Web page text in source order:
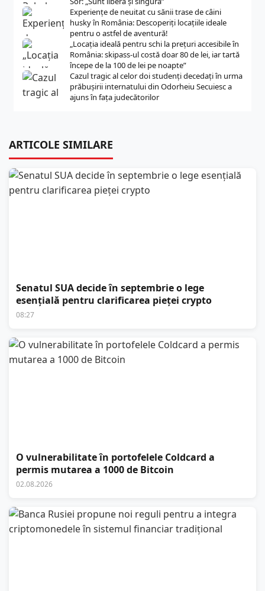
Experiențe de neuitat cu sănii trase de câini
husky în România: Descoperiți locațiile ideale
pentru o astfel de aventură!
„Locația ideală pentru schi la prețuri accesibile în
România: skipass-ul costă doar 80 de lei, iar tartă
începe de la 100 de lei pe noapte”
Cazul tragic al celor doi studenți decedați în urma
prăbușirii internatului din Odorheiu Secuiesc a
ajuns în fața judecătorilor
ARTICOLE SIMILARE
Senatul SUA decide în septembrie o lege
esențială pentru clarificarea pieței crypto
08:27
O vulnerabilitate în portofelele Coldcard a
permis mutarea a 1000 de Bitcoin
02.08.2026